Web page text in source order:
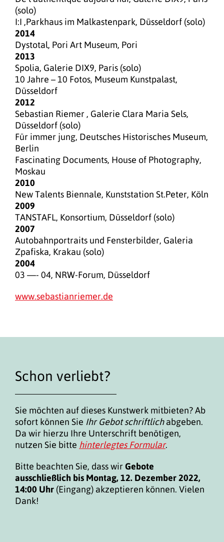
(solo)
I:I ,Parkhaus im Malkastenpark, Düsseldorf (solo)
2014
Dystotal, Pori Art Museum, Pori
2013
Spolia, Galerie DIX9, Paris (solo)
10 Jahre – 10 Fotos, Museum Kunstpalast,
Düsseldorf
2012
Sebastian Riemer , Galerie Clara Maria Sels,
Düsseldorf (solo)
Für immer jung, Deutsches Historisches Museum,
Berlin
Fascinating Documents, House of Photography,
Moskau
2010
New Talents Biennale, Kunststation St.Peter, Köln
2009
TANSTAFL, Konsortium, Düsseldorf (solo)
2007
Autobahnportraits und Fensterbilder, Galeria
Zpafiska, Krakau (solo)
2004
03 —- 04, NRW-Forum, Düsseldorf
www.sebastianriemer.de
Schon verliebt?
Sie möchten auf dieses Kunstwerk mitbieten? Ab
sofort können Sie Ihr Gebot schriftlichabgeben.
Da wir hierzu Ihre Unterschrift benötigen,
nutzen Sie bitte hinterlegtes Formular.
Bitte beachten Sie, dass wir Gebote
ausschließlich bis Montag, 12. Dezember 2022,
14:00 Uhr (Eingang) akzeptieren können. Vielen
Dank!